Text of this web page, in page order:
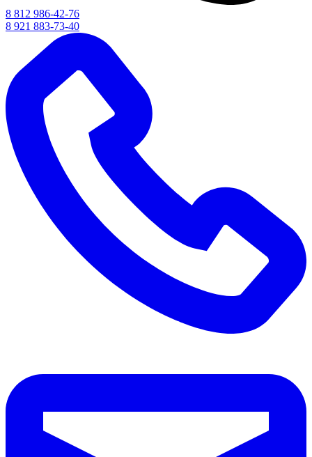
8 812 986-42-76
8 921 883-73-40